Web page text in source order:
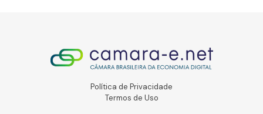
Política de Privacidade
Termos de Uso